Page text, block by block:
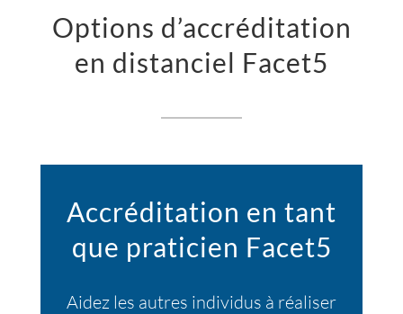
Options d’accréditation
en distanciel Facet5
Accréditation en tant
que praticien Facet5
Aidez les autres individus à réaliser